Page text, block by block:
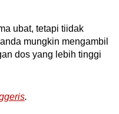
ubat, tetapi tiidak
mungkin mengambil
dos yang lebih tinggi
.